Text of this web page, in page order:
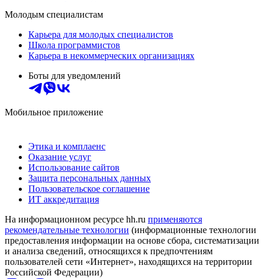
Молодым специалистам
Карьера для молодых специалистов
Школа программистов
Карьера в некоммерческих организациях
Боты для уведомлений
Мобильное приложение
Этика и комплаенс
Оказание услуг
Использование сайтов
Защита персональных данных
Пользовательское соглашение
ИТ аккредитация
На информационном ресурсе hh.ru применяются
рекомендательные технологии (информационные технологии
предоставления информации на основе сбора, систематизации
и анализа сведений, относящихся к предпочтениям
пользователей сети «Интернет», находящихся на территории
Российской Федерации)